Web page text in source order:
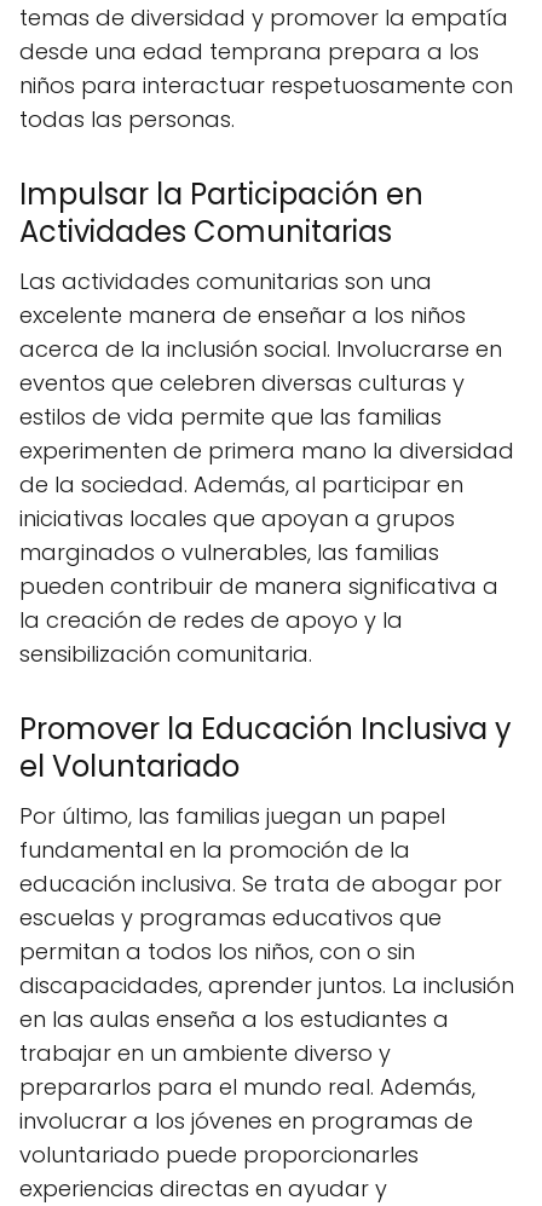
temas de diversidad y promover la empatía
desde una edad temprana prepara a los
niños para interactuar respetuosamente con
todas las personas.
Impulsar la Participación en
Actividades Comunitarias
Las actividades comunitarias son una
excelente manera de enseñar a los niños
acerca de la inclusión social. Involucrarse en
eventos que celebren diversas culturas y
estilos de vida permite que las familias
experimenten de primera mano la diversidad
de la sociedad. Además, al participar en
iniciativas locales que apoyan a grupos
marginados o vulnerables, las familias
pueden contribuir de manera significativa a
la creación de redes de apoyo y la
sensibilización comunitaria.
Promover la Educación Inclusiva y
el Voluntariado
Por último, las familias juegan un papel
fundamental en la promoción de la
educación inclusiva. Se trata de abogar por
escuelas y programas educativos que
permitan a todos los niños, con o sin
discapacidades, aprender juntos. La inclusión
en las aulas enseña a los estudiantes a
trabajar en un ambiente diverso y
prepararlos para el mundo real. Además,
involucrar a los jóvenes en programas de
voluntariado puede proporcionarles
experiencias directas en ayudar y